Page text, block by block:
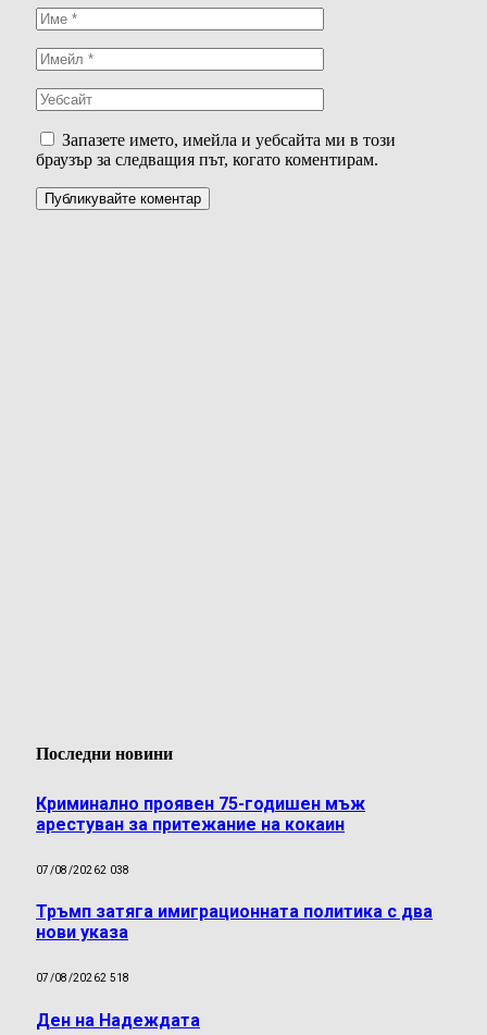
Запазете името, имейла и уебсайта ми в този
браузър за следващия път, когато коментирам.
Последни новини
Криминално проявен 75-годишен мъж
арестуван за притежание на кокаин
07/08/20262 038
Тръмп затяга имиграционната политика с два
нови указа
07/08/20262 518
Ден на Надеждата